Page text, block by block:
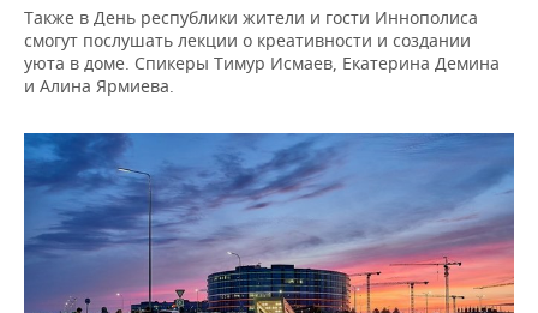
ИНВЕСТИЦИИ
НЕФТЕХИМИЯ
НЕФТЬ
ОПК
ЭНЕРГЕТИКА
НОВОСТИ БИЗНЕСА
РОЗНИЧНАЯ ТОРГОВЛЯ
УСЛУГИ
ТЕХНОЛОГИИ
НОВОСТИ ТЕХНОЛОГИЙ
МЕДИА
ТЕЛЕКОММУНИКАЦИИ
МЕРОПРИЯТИЯ
ВЫЕЗДНАЯ РЕДАКЦИЯ
БИЗНЕС-БРАНЧИ
ONLINE-КОНФЕРЕНЦИИ
НОВОСТИ СПОРТА
ФУТБОЛ
ХОККЕЙ
ОБЩЕСТВО
НОВОСТИ ОБЩЕСТВА
ВЛАСТЬ
ФОТОГАЛЕРЕЯ
СЮЖЕТЫ
Также в День республики жители и гости Иннополиса
смогут послушать лекции о креативности и создании
уюта в доме. Спикеры Тимур Исмаев, Екатерина Демина
и Алина Ярмиева.